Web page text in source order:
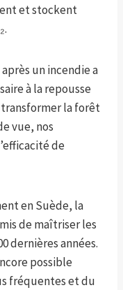
et stockent
un incendie a
à la repousse
la forêt
vue, nos
de
en Suède, la
de maîtriser les
dernières années.
possible
fréquentes et du